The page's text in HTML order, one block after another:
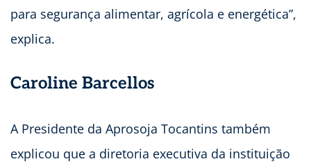
para segurança alimentar, agrícola e energética”,
explica.
Caroline Barcellos
A Presidente da Aprosoja Tocantins também
explicou que a diretoria executiva da instituição